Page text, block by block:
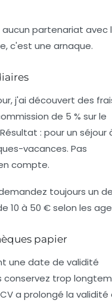
partenariat avec
c'est une arnaque.
j'ai découvert des
de 5 % sur le
: pour un séjour
vacances. Pas
compte.
toujours un
10 à 50 € selon les
papier
une date de validité
conservez trop
a prolongé la validité